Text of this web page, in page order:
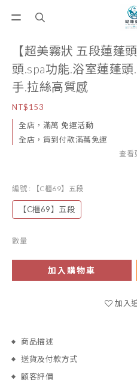
【超美霧狀 五段蓮蓬
頭.spa功能.浴室蓮蓬
手.拉絲高質感
NT$153
全店，滿萬 免運活動
全店，貨到付款滿萬免運
查看
編號 : 【C櫃69】五段
【C櫃69】五段
數量
加入購物車
加入
商品描述
送貨及付款方式
顧客評價